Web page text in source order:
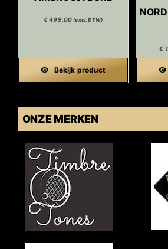
€499,00 (excl. BTW)
Bekijk product
€
ONZE MERKEN